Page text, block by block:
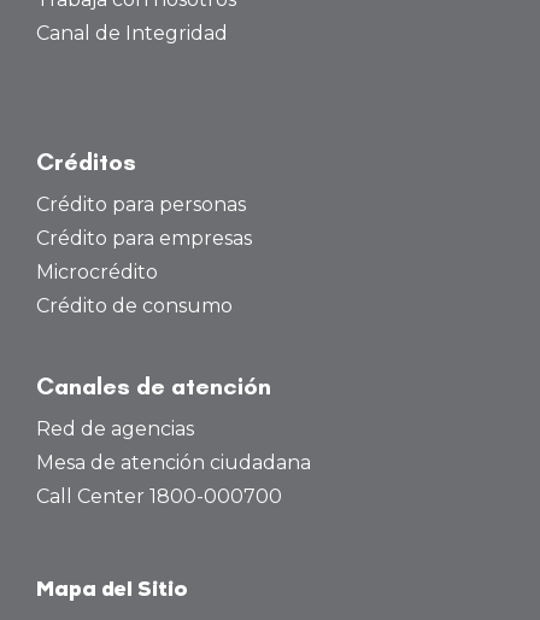
Canal de Integridad
Créditos
Crédito para personas
Crédito para empresas
Microcrédito
Crédito de consumo
Canales de atención
Red de agencias
Mesa de atención ciudadana
Call Center 1800-000700
Mapa del Sitio